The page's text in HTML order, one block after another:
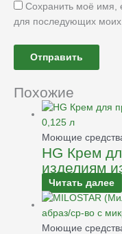
Сохранить моё имя,
для последующих
Похожие
Моющие
HG Крем
изделиям
Читать далее
Моющие